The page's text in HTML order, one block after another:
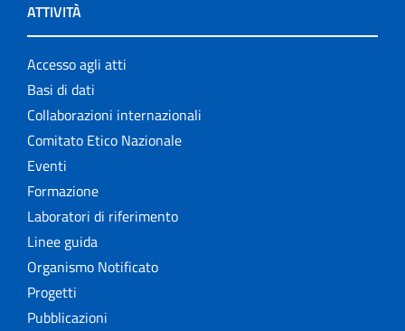
ATTIVITÀ
Accesso agli atti
Basi di dati
Collaborazioni internazionali
Comitato Etico Nazionale
Eventi
Formazione
Laboratori di riferimento
Linee guida
Organismo Notificato
Progetti
Pubblicazioni